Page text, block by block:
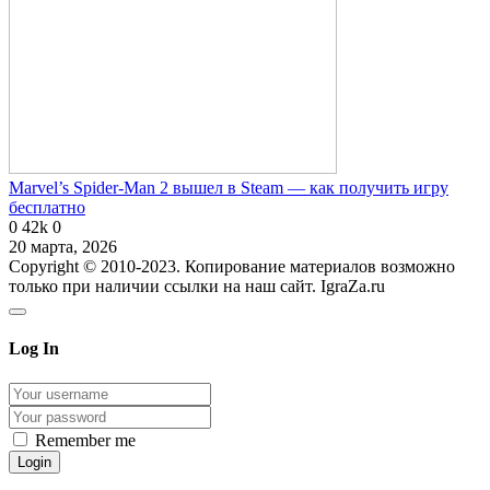
Marvel’s Spider-Man 2 вышел в Steam — как получить игру
бесплатно
0 42k 0
20 марта, 2026
Copyright © 2010-2023. Копирование материалов возможно
только при наличии ссылки на наш сайт. IgraZa.ru
Log In
Remember me